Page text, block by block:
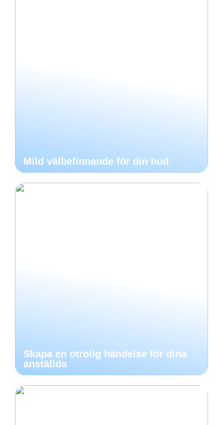
Mild välbefinnande för din hud
Skapa en otrolig händelse för dina
anställda